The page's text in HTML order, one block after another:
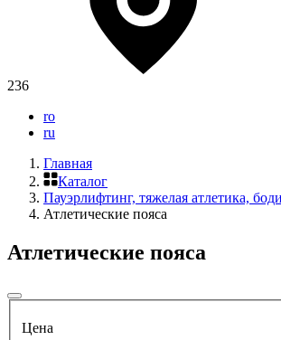
236
ro
ru
Главная
Каталог
Пауэрлифтинг, тяжелая атлетика,
Атлетические пояса
Атлетические пояса
Цена